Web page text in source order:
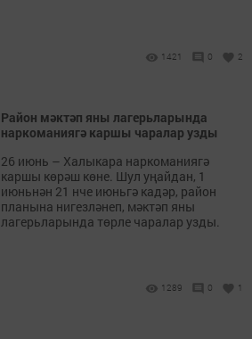
1421 0 2
Район мәктәп яны лагерьларында
наркоманиягә каршы чаралар узды
26 июнь – Халыкара наркоманиягә
каршы көрәш көне. Шул уңайдан, 1
июньнән 21 нче июньгә кадәр, район
планына нигезләнеп, мәктәп яны
лагерьларында төрле чаралар узды.
1289 0 1